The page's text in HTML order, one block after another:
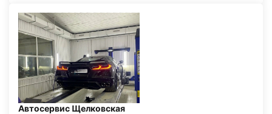
Автосервис Щелковская